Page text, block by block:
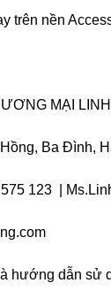
nền
MẠI
Ba Đình,
123 |
hướng dẫn sử